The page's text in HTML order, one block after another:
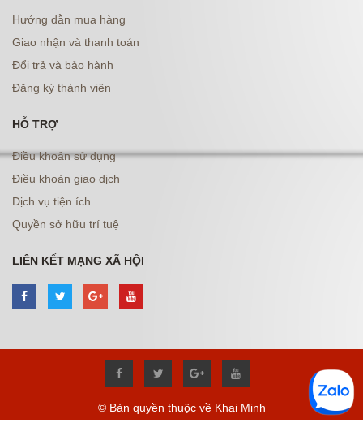
Hướng dẫn mua hàng
Giao nhận và thanh toán
Đổi trả và bảo hành
Đăng ký thành viên
HỖ TRỢ
Điều khoản sử dụng
Điều khoản giao dịch
Dịch vụ tiện ích
Quyền sở hữu trí tuệ
LIÊN KẾT MẠNG XÃ HỘI
© Bản quyền thuộc về Khai Minh